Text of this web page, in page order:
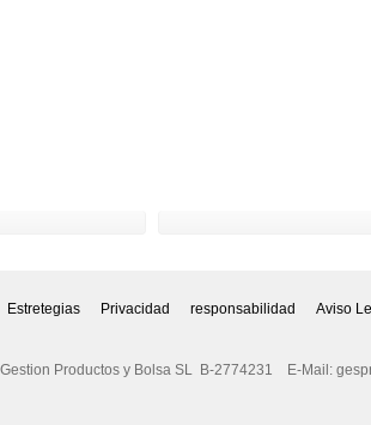
Estretegias Privacidad responsabilidad Aviso
Productos y Bolsa SL B-2774231 E-Mail: